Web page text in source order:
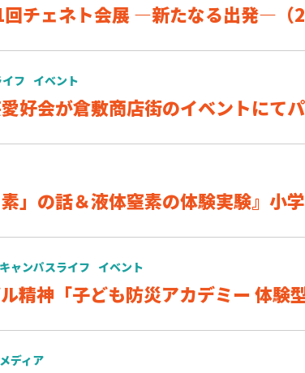
回チェネト会展 ―新たなる出発―（
フ イベント
好会が倉敷商店街のイベントにて
素」の話＆液体窒素の体験実験』小
キャンパスライフ イベント
精神「子ども防災アカデミー 体験
メディア